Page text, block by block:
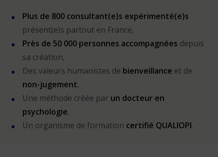
Plus de 800 consultant(e)s expérimenté(e)s
présent(e)s partout en France,
Près de 50 000 personnes accompagnées depuis
sa création,
Des valeurs humanistes de bienveillance et de
non-jugement,
Une méthode créée par un docteur en
psychologie,
Un organisme de formation certifié QUALIOPI.